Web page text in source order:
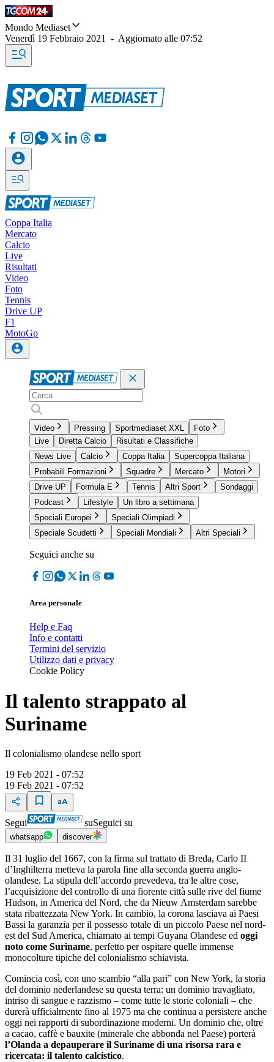
Mondo Mediaset
Venerdì 19 Febbraio 2021
- Aggiornato alle 07:52
Coppa Italia
Mercato
Calcio
Live
Risultati
Video
Foto
Tennis
Drive UP
F1
MotoGp
Video Pressing Sportmediaset XXL
Foto
Live
Diretta Calcio
Risultati e Classifiche
News Live
Calcio Coppa Italia
Supercoppa Italiana
Probabili Formazioni
Squadre Mercato
Motori
Drive UP
Formula E Tennis Altri Sport
Sondaggi
Podcast
Lifestyle
Un libro a settimana
Speciali Europei
Speciali Olimpiadi
Speciale Scudetti
Speciali Mondiali Altri Speciali
Seguici anche su
Area personale
Help e Faq
Info e contatti
Termini del servizio
Utilizzo dati e privacy
Cookie Policy
Il talento strappato al
Suriname
Il colonialismo olandese nello sport
19 Feb 2021 - 07:52
19 Feb 2021 - 07:52
Segui suSeguici su
whatsapp discover
Il 31 luglio del 1667, con la firma sul trattato di Breda, Carlo II
d’Inghilterra metteva la parola fine alla seconda guerra anglo-
olandese. La stipula dell’accordo prevedeva, tra le altre cose,
l’acquisizione del controllo di una fiorente città sulle rive del fiume
Hudson, in America del Nord, che da Nieuw Amsterdam sarebbe
stata ribattezzata New York. In cambio, la corona lasciava ai Paesi
Bassi la garanzia per il possesso totale di un piccolo Paese nel nord-
est del Sud America, chiamato ai tempi Guyana Olandese ed oggi
noto come Suriname, perfetto per ospitare quelle immense
monocolture tipiche del colonialismo schiavista.
Comincia così, con uno scambio “alla pari” con New York, la storia
del dominio nederlandese su questa terra: un dominio travagliato,
intriso di sangue e razzismo – come tutte le storie coloniali – che
durerà ufficialmente fino al 1975 ma che continua a persistere anche
oggi nei rapporti di subordinazione moderni. Un dominio che, oltre
a cacao, caffè e bauxite (minerale che abbonda nel Paese) porterà
l’Olanda a depauperare il Suriname di una risorsa rara e
ricercata: il talento calcistico.